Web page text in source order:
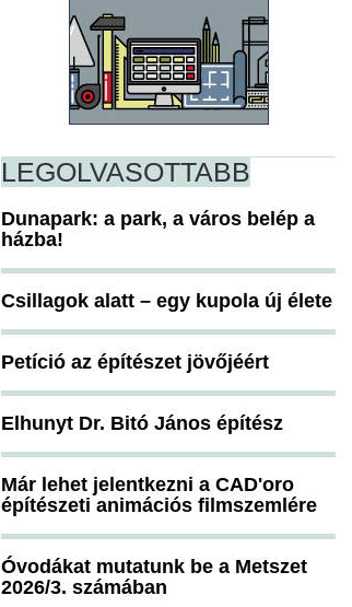
LEGOLVASOTTABB
Dunapark: a park, a város belép a
házba!
Csillagok alatt – egy kupola új élete
Petíció az építészet jövőjéért
Elhunyt Dr. Bitó János építész
Már lehet jelentkezni a CAD'oro
építészeti animációs filmszemlére
Óvodákat mutatunk be a Metszet
2026/3. számában